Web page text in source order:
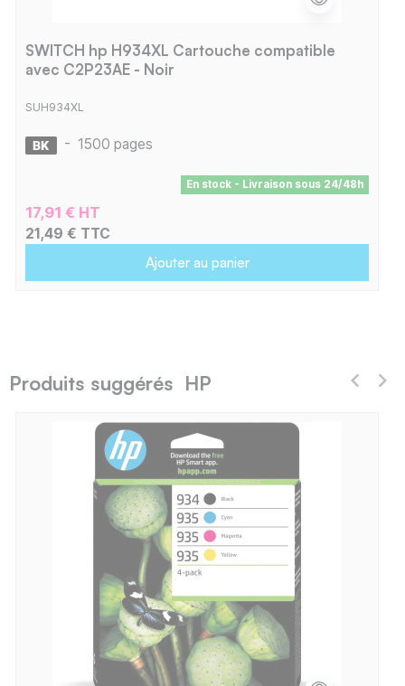
SWITCH hp H934XL Cartouche compatible
avec C2P23AE - Noir
SUH934XL
- 1500 pages
En stock - Livraison sous 24/48h
17,91 € HT
21,49 € TTC
Ajouter au panier
Produits suggérés HP